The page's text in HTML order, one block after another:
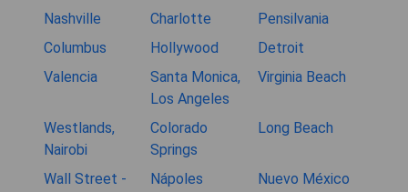
Nashville
Charlotte
Pensilvania
Columbus
Hollywood
Detroit
Valencia
Santa Monica,
Los Angeles
Virginia Beach
Westlands,
Nairobi
Colorado
Springs
Long Beach
Wall Street -
Nápoles Nuevo México